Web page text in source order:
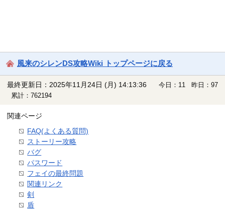
風来のシレンDS攻略Wiki トップページに戻る
最終更新日：2025年11月24日 (月) 14:13:36
今日：11 昨日：97
累計：762194
関連ページ
FAQ(よくある質問)
ストーリー攻略
バグ
パスワード
フェイの最終問題
関連リンク
剣
盾